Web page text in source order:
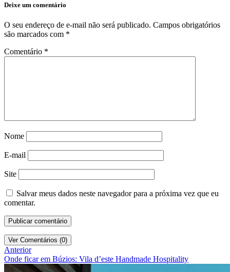
Deixe um comentário
O seu endereço de e-mail não será publicado. Campos obrigatórios
são marcados com *
Comentário *
Nome
E-mail
Site
Salvar meus dados neste navegador para a próxima vez que eu
comentar.
Ver Comentários (0)
Anterior
Onde ficar em Búzios: Vila d’este Handmade Hospitality